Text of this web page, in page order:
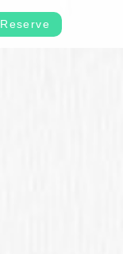
Reserve